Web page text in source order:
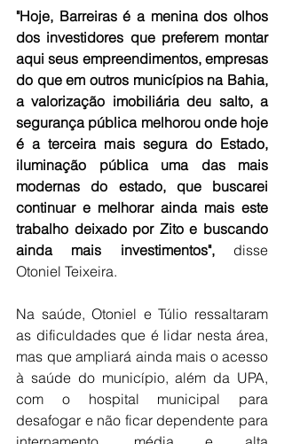
"Hoje, Barreiras é a menina dos olhos
dos investidores que preferem montar
aqui seus empreendimentos, empresas
do que em outros municípios na Bahia,
a valorização imobiliária deu salto, a
segurança pública melhorou onde hoje
é a terceira mais segura do Estado,
iluminação pública uma das mais
modernas do estado, que buscarei
continuar e melhorar ainda mais este
trabalho deixado por Zito e buscando
ainda mais investimentos", disse
Otoniel Teixeira.
Na saúde, Otoniel e Túlio ressaltaram
as dificuldades que é lidar nesta área,
mas que ampliará ainda mais o acesso
à saúde do município, além da UPA,
com o hospital municipal para
desafogar e não ficar dependente para